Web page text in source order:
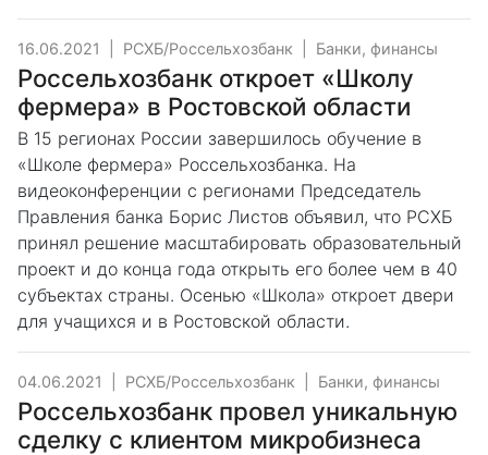
16.06.2021 РСХБ/Россельхозбанк Банки, финансы
Россельхозбанк откроет «Школу
фермера» в Ростовской области
В 15 регионах России завершилось обучение в
«Школе фермера» Россельхозбанка. На
видеоконференции с регионами Председатель
Правления банка Борис Листов объявил, что РСХБ
принял решение масштабировать образовательный
проект и до конца года открыть его более чем в 40
субъектах страны. Осенью «Школа» откроет двери
для учащихся и в Ростовской области.
04.06.2021 РСХБ/Россельхозбанк Банки, финансы
Россельхозбанк провел уникальную
сделку с клиентом микробизнеса